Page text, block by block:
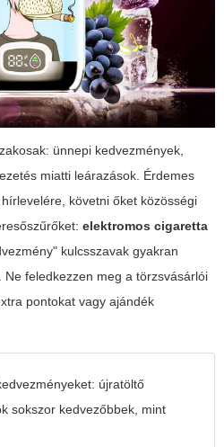
ünnepi kedvezmények,
miatti leárazások. Érdemes
követni őket közösségi
elektromos cigaretta
kulcsszavak gyakran
feledkezzen meg a törzsvásárlói
pontokat vagy ajándék
újratöltő
sokszor kedvezőbbek, mint